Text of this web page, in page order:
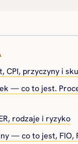
CPI, przyczyny i
— co to jest.
rodzaje i ryzyko
— co to jest, FIO,